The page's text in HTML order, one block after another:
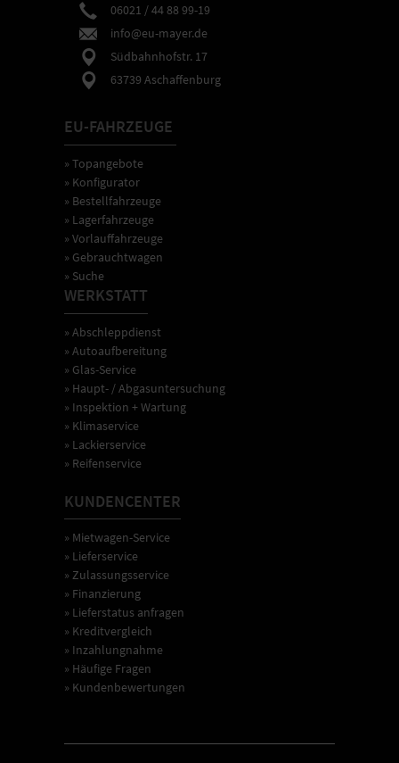
06021 / 44 88 99-19
info@eu-mayer.de
Südbahnhofstr. 17
63739 Aschaffenburg
EU-FAHRZEUGE
» Topangebote
» Konfigurator
» Bestellfahrzeuge
» Lagerfahrzeuge
» Vorlauffahrzeuge
» Gebrauchtwagen
» Suche
WERKSTATT
» Abschleppdienst
» Autoaufbereitung
» Glas-Service
» Haupt- / Abgasuntersuchung
» Inspektion + Wartung
» Klimaservice
» Lackierservice
» Reifenservice
KUNDENCENTER
» Mietwagen-Service
» Lieferservice
» Zulassungsservice
» Finanzierung
» Lieferstatus anfragen
» Kreditvergleich
» Inzahlungnahme
» Häufige Fragen
» Kundenbewertungen